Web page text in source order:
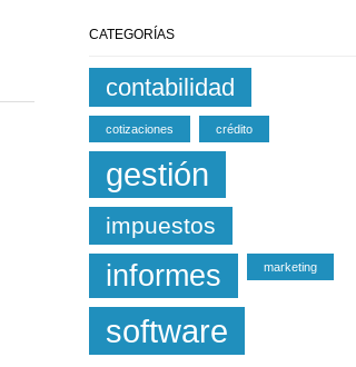
CATEGORÍAS
contabilidad
cotizaciones crédito
gestión
impuestos
informes marketing
software